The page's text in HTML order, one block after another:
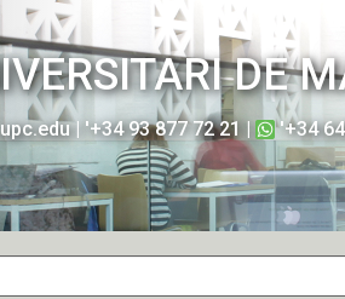
DE
upc.edu| '+34 93 877 72 21 | '+34